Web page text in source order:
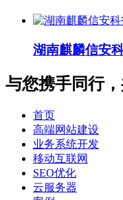
湖南麒麟信安
与您携手同行
首页
高端网站建设
业务系统开发
移动互联网
SEO优化
云服务器